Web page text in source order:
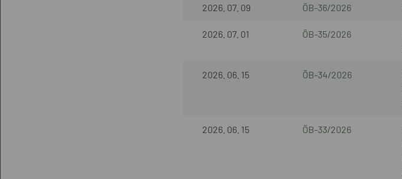
2026. 07. 09 ÖB-36/2026
2026. 07. 01 ÖB-35/2026
2026. 06. 15 ÖB-34/2026
2026. 06. 15 ÖB-33/2026